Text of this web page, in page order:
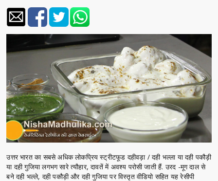
उत्तर भारत का सबसे अधिक लोकप्रिय स्ट्रीटफूड दहीवड़ा / दही भल्ला या दही पकौड़ी
या दही गुजिया लगभग सारे त्यौहार, दावतें में अवश्य परोसी जाती हैं. उरद -मूग दाल से
बने दही भल्ले, दही पकौड़ी और दही गुजिया पर विस्तृत वीडियो सहित यह रेसीपी